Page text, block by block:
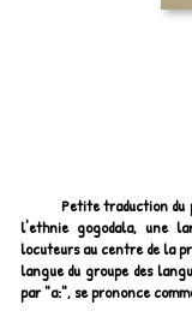
Petite traduction du
l'ethnie gogodala, une
locuteurs au centre de la
langue du groupe des
par "a:", se prononce